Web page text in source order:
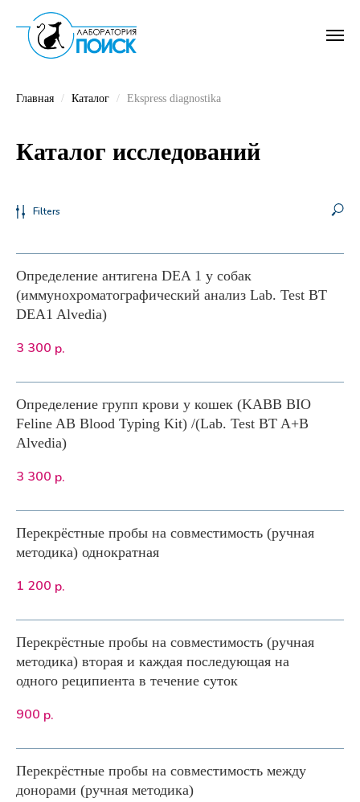
Главная Каталог Ekspress diagnostika
Каталог исследований
Filters
Определение антигена DEA 1 у собак
(иммунохроматографический анализ Lab. Test BT
DEA1 Alvedia)
3 300 р.
Определение групп крови у кошек (KABB BIO
Feline AB Blood Typing Kit) /(Lab. Test BT A+B
Alvedia)
3 300 р.
Перекрёстные пробы на совместимость (ручная
методика) однократная
1 200 р.
Перекрёстные пробы на совместимость (ручная
методика) вторая и каждая последующая на
одного реципиента в течение суток
900 р.
Перекрёстные пробы на совместимость между
донорами (ручная методика)